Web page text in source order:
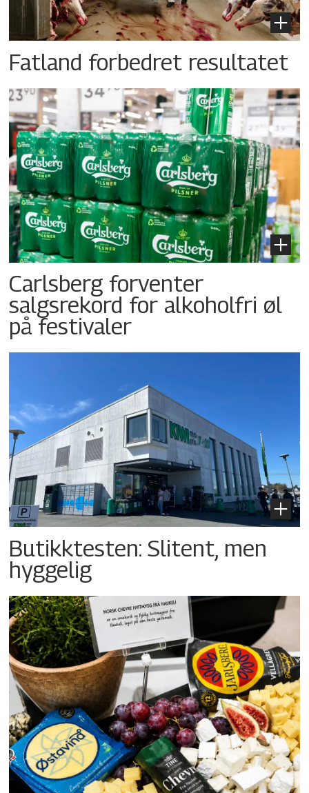
Fatland forbedret resultatet
Carlsberg forventer
salgsrekord for alkoholfri øl
på festivaler
Butikktesten: Slitent, men
hyggelig